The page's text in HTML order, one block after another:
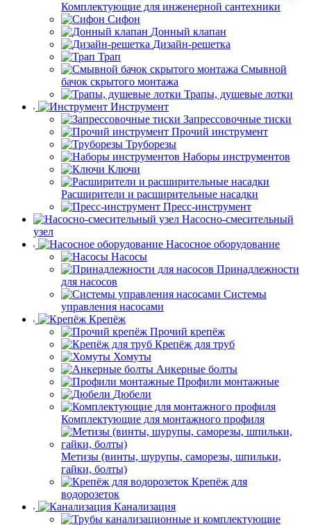
Комплектующие для инженерной сантехники
Сифон
Донный клапан
Дизайн-решетка
Трап
Смывной
бачок скрытого монтажа
Трапы, душевые лотки
Инструмент
Запрессовочные тиски
Прочий инструмент
Труборезы
Наборы инструментов
Ключи
Расширители и расширительные насадки
Пресс-инструмент
Насосно-смесительный
узел
Насосное оборудование
Насосы
Принадлежности
для насосов
Системы
управления насосами
Крепёж
Прочий крепёж
Крепёж для труб
Хомуты
Анкерные болты
Профили монтажные
Дюбели
Комплектующие для монтажного профиля
Метизы (винты, шурупы, саморезы, шпильки,
гайки, болты)
Крепёж для
водорозеток
Канализация